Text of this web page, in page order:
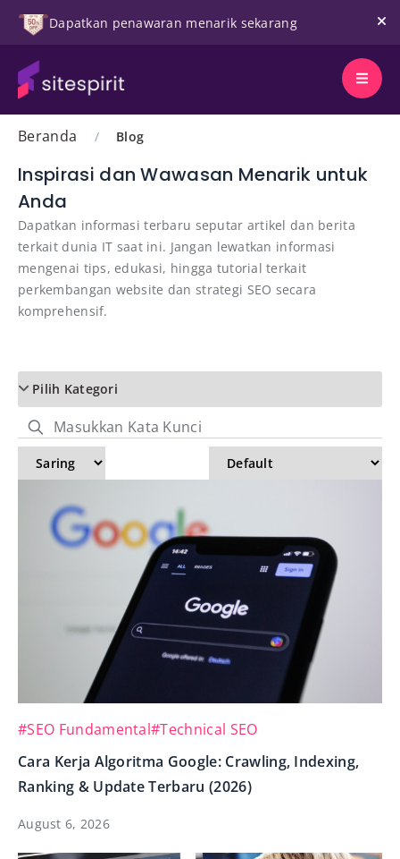
Dapatkan penawaran menarik sekarang
Beranda / Blog
Inspirasi dan Wawasan Menarik untuk
Anda
Dapatkan informasi terbaru seputar artikel dan berita
terkait dunia IT saat ini. Jangan lewatkan informasi
mengenai tips, edukasi, hingga tutorial terkait
perkembangan website dan strategi SEO secara
komprehensif.
#SEO Fundamental#Technical SEO
Cara Kerja Algoritma Google: Crawling, Indexing,
Ranking & Update Terbaru (2026)
August 6, 2026